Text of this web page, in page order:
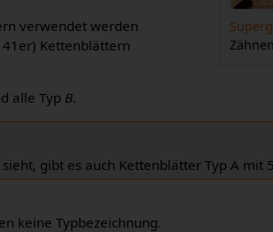
verwendet werden
Kettenblättern
alle Typ B.
gibt es auch Kettenblätter Typ A mit
keine Typbezeichnung.